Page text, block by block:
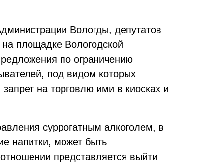
Вологды, депутатов
на площадке Вологодской
по ограничению
под видом которых
на торговлю ими в киосках и
суррогатным алкоголем, в
напитки, может быть
представляется выйти